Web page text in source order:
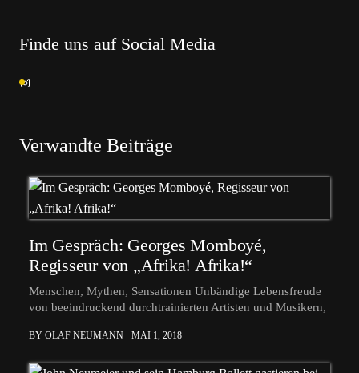
Finde uns auf Social Media
Verwandte Beiträge
Im Gespräch: Georges Momboyé,
Regisseur von „Afrika! Afrika!“
Menschen, Mythen, Sensationen Unbändige Lebensfreude
von beeindruckend durchtrainierten Artisten und Musikern,
BY OLAF NEUMANN MAI 1, 2018